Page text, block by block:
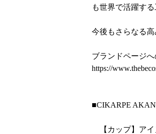
も世界で活躍す
今後もさらなる
ブランドページ
https://
■CIKARPE
【カップ】アイ